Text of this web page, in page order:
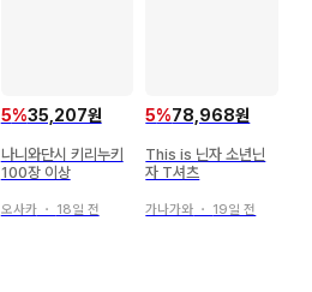
5%35,207원
나니와단시 키리누키
100장 이상
오사카・ 18일 전
5%78,968원
This is 닌자 소년닌
자 T셔츠
가나가와 ・ 19일 전